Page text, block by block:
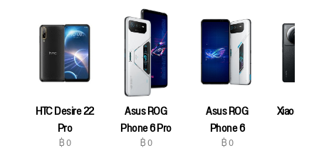
HTC Desire 22
Pro
฿ 0
Asus ROG
Phone 6 Pro
฿ 0
Asus ROG
Phone 6
฿ 0
Xiaomi